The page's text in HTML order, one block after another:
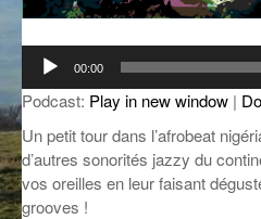
IL ÉTAIT UNE FOIS
L’ASTUCE DE LA PORTE EN BOIS
LA FABRIK POÉTIK
LA MINUTE LITTÉRAIRE
Lecteur
audio
00:00
Podcast: Play in new window |
Un petit tour dans l’afrobeat
d’autres sonorités jazzy du
vos oreilles en leur faisant
grooves !